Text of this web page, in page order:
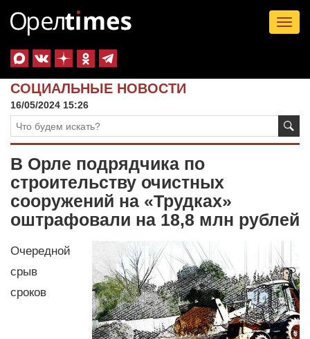
СОЦИАЛЬНЫЕ НОВОСТИ
16/05/2024 15:26
В Орле подрядчика по
строительству очистных
сооружений на «Трудках»
оштрафовали на 18,8 млн рублей
Очередной
срыв
сроков